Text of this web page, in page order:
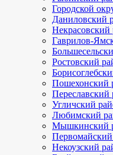
Городской
Даниловский
Некрасовский
Гаврилов-
Ростовский
Пошехонский
Переславский
Угличский
Любимский
Мышкинский
Некоузский